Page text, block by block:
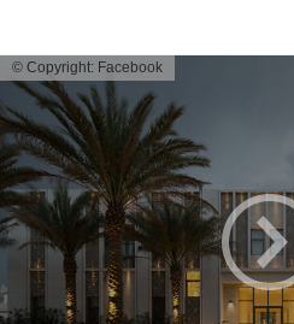
© Copyright: Facebook